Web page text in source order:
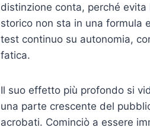
distinzione conta, perché evita
storico non sta in una formula
test continuo su autonomia,
fatica.
Il suo effetto più profondo si
una parte crescente del
acrobati. Cominciò a essere